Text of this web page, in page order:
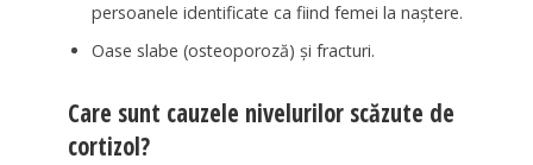
persoanele identificate ca fiind femei la naștere.
Oase slabe (osteoporoză) și fracturi.
Care sunt cauzele nivelurilor scăzute de
cortizol?